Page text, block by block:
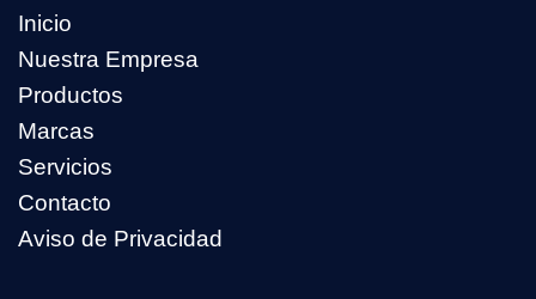
Inicio
Nuestra Empresa
Productos
Marcas
Servicios
Contacto
Aviso de Privacidad